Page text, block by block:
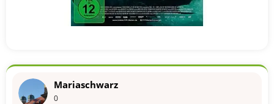
Mariaschwarz
0